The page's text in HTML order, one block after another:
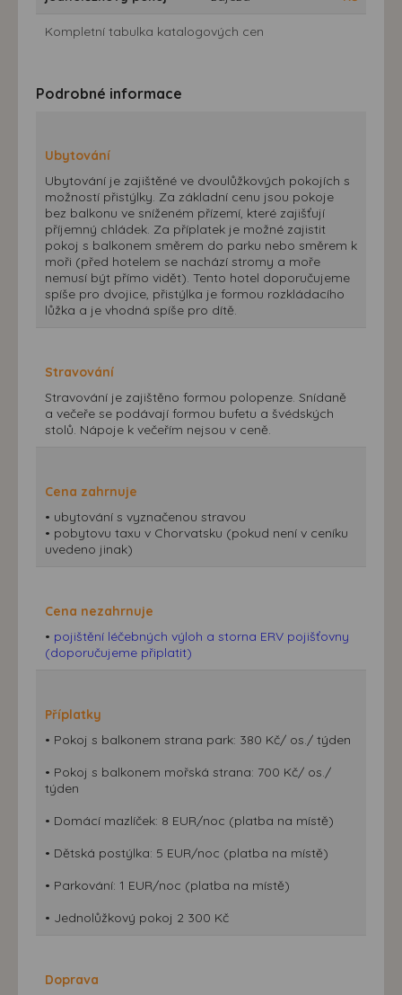
Kompletní tabulka katalogových cen
Podrobné informace
Ubytování
Ubytování je zajištěné ve dvoulůžkových pokojích s
možností přistýlky. Za základní cenu jsou pokoje
bez balkonu ve sníženém přízemí, které zajišťují
příjemný chládek. Za příplatek je možné zajistit
pokoj s balkonem směrem do parku nebo směrem k
moři (před hotelem se nachází stromy a moře
nemusí být přímo vidět). Tento hotel doporučujeme
spíše pro dvojice, přistýlka je formou rozkládacího
lůžka a je vhodná spíše pro dítě.
Stravování
Stravování je zajištěno formou polopenze. Snídaně
a večeře se podávají formou bufetu a švédských
stolů. Nápoje k večeřím nejsou v ceně.
Cena zahrnuje
• ubytování s vyznačenou stravou
• pobytovu taxu v Chorvatsku (pokud není v ceníku
uvedeno jinak)
Cena nezahrnuje
• pojištění léčebných výloh a storna ERV pojišťovny
(doporučujeme připlatit)
Příplatky
• Pokoj s balkonem strana park: 380 Kč/ os./ týden
• Pokoj s balkonem mořská strana: 700 Kč/ os./
týden
• Domácí mazlíček: 8 EUR/noc (platba na místě)
• Dětská postýlka: 5 EUR/noc (platba na místě)
• Parkování: 1 EUR/noc (platba na místě)
• Jednolůžkový pokoj 2 300 Kč
Doprava